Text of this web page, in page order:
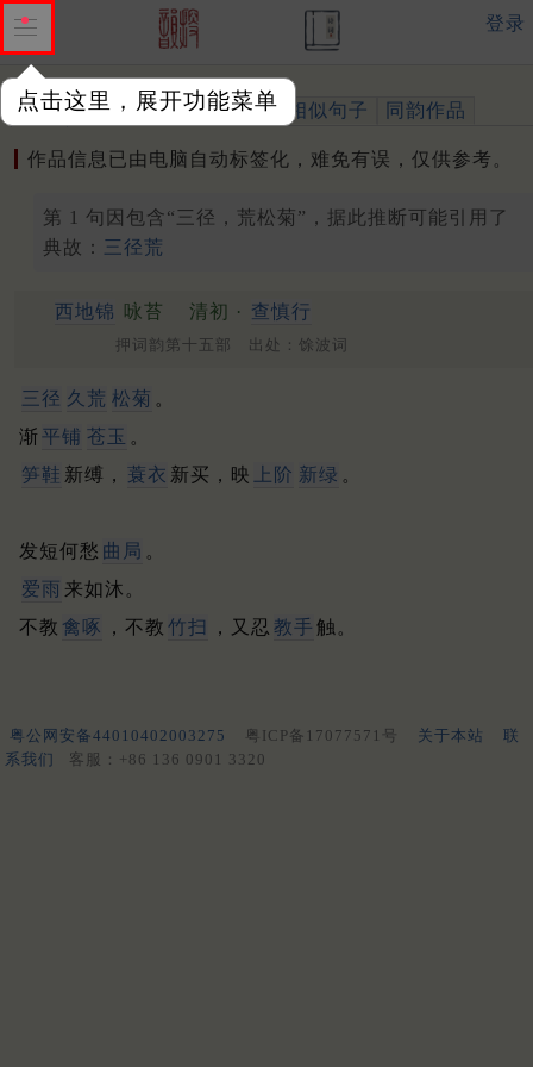
点击这里，展开功能菜单
登录
作品 标注四声 出处、引用 相似句子 同韵作品
作品信息已由电脑自动标签化，难免有误，仅供参考。
第 1 句因包含“三径，荒松菊”，据此推断可能引用了
典故： 三径荒
西地锦 咏苔 清初 · 查慎行
押词韵第十五部 出处：馀波词
三径 久荒 松菊 。
渐 平铺 苍玉 。
笋鞋 新缚， 蓑衣 新买，映 上阶 新绿 。
发短何愁 曲局 。
爱雨 来如沐。
不教 禽啄 ，不教 竹扫 ，又忍 教手 触。
粤公网安备44010402003275 粤ICP备17077571号 关于本站
联
系我们
客服：+86 136 0901 3320